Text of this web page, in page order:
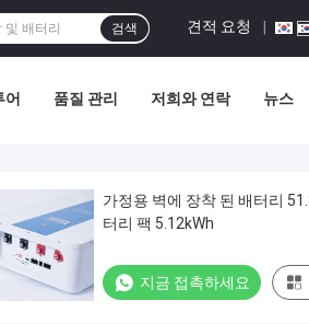
견적 요청
검색
어 품질 관리 저희와 연락 뉴스
가정용 벽에 장착 된 배터리
터리 팩 5.12kWh
지금 접촉하세요